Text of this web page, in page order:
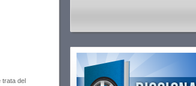
trata del